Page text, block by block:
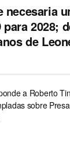
necesaria
2028;
de
a Roberto
sobre